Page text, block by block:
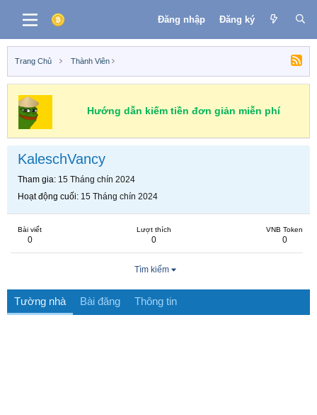
Đăng nhập Đăng ký
Trang Chủ Thành Viên
Hướng dẫn kiếm tiền đơn giản miễn phí
KaleschVancy
Tham gia 15 Tháng chín 2024
Hoạt động cuối 15 Tháng chín 2024
Bài viết
0
Lượt thích
0
VNB Token
0
Tìm kiếm
Tường nhà Bài đăng Thông tin